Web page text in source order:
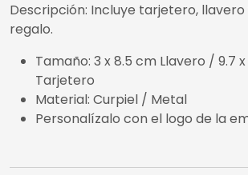
Descripción: Incluye tarjetero, llavero
regalo.
Tamaño: 3 x 8.5 cm Llavero / 9.7
Tarjetero
Material: Curpiel / Metal
Personalízalo con el logo de la